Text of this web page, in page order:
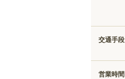
交通手段
営業時間